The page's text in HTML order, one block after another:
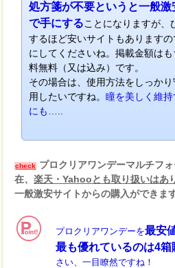
処方箋が不要というと一般激
で手にすることになりますが、
するほど安いサイトもあります
にしてくださいね。掲載金額は
料無料（又は込み）です。
その場合は、使用方法をしっか
用したいですね。瞳を美しく維
にも…..
check
プロクリアワンデーマルチフ
在、楽天・Yahooとも取り扱いはあ
一般激安サイトからの購入ができま
プロクリアワンデーを最安
最も優れているのは4箱
さい、一目瞭然ですね！